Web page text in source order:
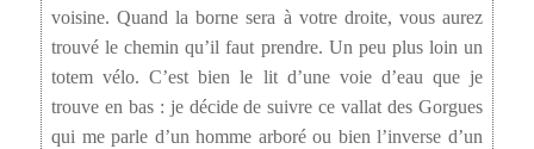
voisine. Quand la borne sera à votre droite, vous aurez
trouvé le chemin qu’il faut prendre. Un peu plus loin un
totem vélo. C’est bien le lit d’une voie d’eau que je
trouve en bas : je décide de suivre ce vallat des Gorgues
qui me parle d’un homme arboré ou bien l’inverse d’un